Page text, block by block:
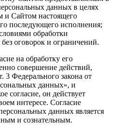
данных в целях
и Сайтом настоящего
последующего исполнения;
обработки
оговорок и ограничений.
на обработку его
совершение действий,
3 Федерального закона от
данных», и
согласие, он действует
интересе. Согласие
данных является
и сознательным.